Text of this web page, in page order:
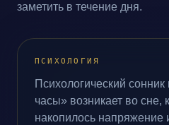
заметить в течение дня.
ПСИХОЛОГИЯ
Психологический
часы» возникает во сне,
накопилось напряжение